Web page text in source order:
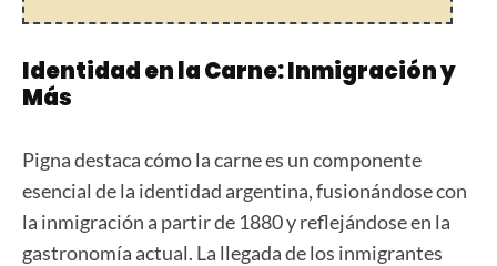
Identidad en la Carne: Inmigración y
Más
Pigna destaca cómo la carne es un componente
esencial de la identidad argentina, fusionándose con
la inmigración a partir de 1880 y reflejándose en la
gastronomía actual. La llegada de los inmigrantes